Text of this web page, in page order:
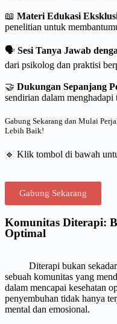
📖 Materi Edukasi
penelitian untuk
🗣 Sesi Tanya Jawab
dari psikolog dan praktisi
🤝 Dukungan Sepanjang
sendirian dalam menghadapi
Gabung Sekarang dan Mulai
Lebih Baik!
🔹 Klik tombol di bawah
Gabung Sekarang
Komunitas Diterapi:
Optimal
Diterapi bukan sekadar
sebuah komunitas yang
dalam mencapai kesehatan
penyembuhan tidak hanya
mental dan emosional.